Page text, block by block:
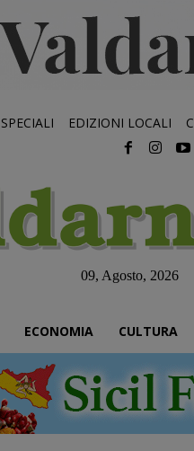
SPECIALI EDIZIONI LOCALI
09, Agosto, 2026
ECONOMIA CULTURA